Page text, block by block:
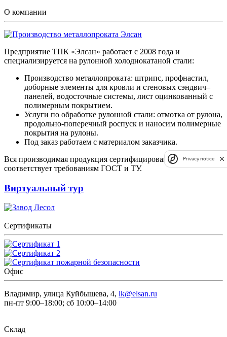
О компании
Предприятие ТПК «Элсан» работает с 2008 года и
специализируется на рулонной холоднокатаной стали:
Производство металлопроката: штрипс, профнастил,
доборные элементы для кровли и стеновых сэндвич–
панелей, водосточные системы, лист оцинкованный с
полимерным покрытием.
Услуги по обработке рулонной стали: отмотка от рулона,
продольно-поперечный роспуск и наносим полимерные
покрытия на рулоны.
Под заказ работаем с материалом заказчика.
Вся производимая продукция сертифицирована и
соответствует требованиям ГОСТ и ТУ.
Виртуальный тур
Сертификаты
Офис
Владимир, улица Куйбышева, 4, lk@elsan.ru
пн-пт 9:00–18:00; сб 10:00–14:00
Склад
Privacy notice